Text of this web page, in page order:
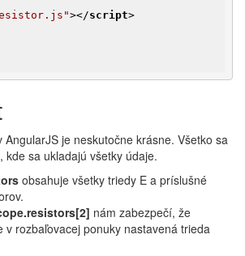
></script>
AngularJS je neskutočne krásne. Všetko sa
, kde sa ukladajú všetky údaje.
obsahuje všetky triedy E a príslušné
nám zabezpečí, že
v rozbaľovacej ponuky nastavená trieda